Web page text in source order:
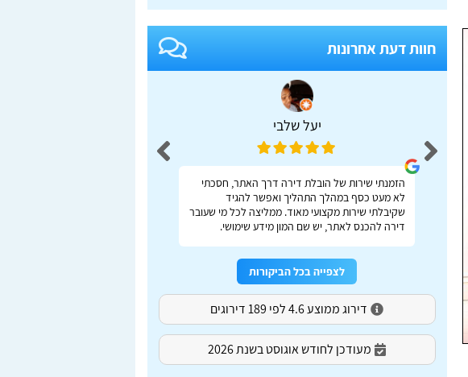
חוות דעת אחרונות
יעל שלבי
הזמנתי שירות של הובלת דירה דרך האתר, חסכתי
לא מעט כסף במהלך התהליך ואפשר להגיד
שקיבלתי שירות מקצועי מאוד. ממליצה לכל מי שעובר
דירה להכנס לאתר, יש שם המון מידע שימושי.
לצפייה בכל הביקורות
דירוג ממוצע 4.6 לפי 189 דירוגים
מעודכן לחודש אוגוסט בשנת 2026